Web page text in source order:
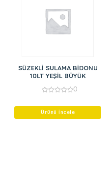
SÜZEKLİ SULAMA BİDONU
10LT YEŞİL BÜYÜK
of
0
Ürünü İncele